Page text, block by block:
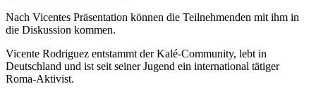
Nach Vicentes Präsentation können die Teil­nehmenden mit ihm in
die Diskussion kommen.
Vicente Rodriguez entstammt der Kalé-Community, lebt in
Deutschland und ist seit seiner Jugend ein inter­national tätiger
Roma-Aktivist.